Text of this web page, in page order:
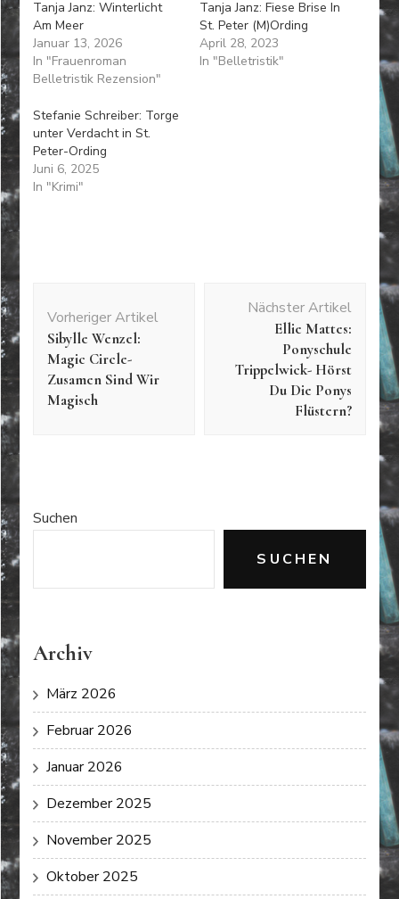
Tanja Janz: Winterlicht
Am Meer
Januar 13, 2026
In "Frauenroman
Belletristik Rezension"
Tanja Janz: Fiese Brise In
St. Peter (M)Ording
April 28, 2023
In "Belletristik"
Stefanie Schreiber: Torge
unter Verdacht in St.
Peter-Ording
Juni 6, 2025
In "Krimi"
Vorheriger Artikel
Sibylle Wenzel:
Magic Circle-
Zusamen Sind Wir
Magisch
Nächster Artikel
Ellie Mattes:
Ponyschule
Trippelwick- Hörst
Du Die Ponys
Flüstern?
Suchen
SUCHEN
Archiv
März 2026
Februar 2026
Januar 2026
Dezember 2025
November 2025
Oktober 2025